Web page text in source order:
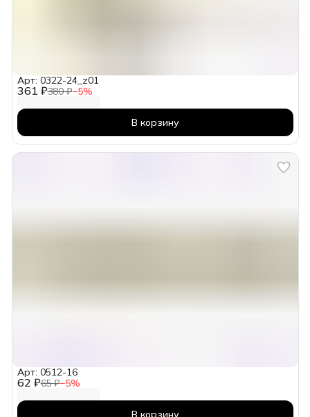
361 ₽380 ₽−5%
Арт: 0322-24_z01
В корзину
62 ₽65 ₽−5%
Арт: 0512-16
В корзину